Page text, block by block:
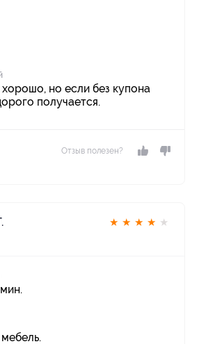
хорошо, но если без купона
получается.
Отзыв полезен?
★ ★ ★ ★ ★